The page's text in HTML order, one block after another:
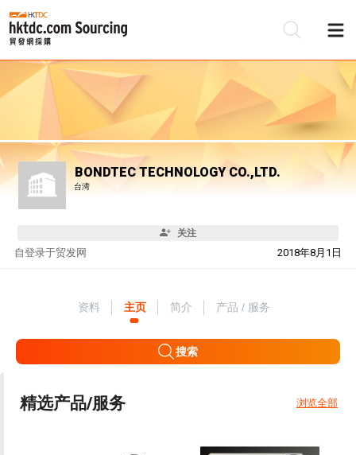
BONDTEC TECHNOLOGY CO.,LTD.
台湾
关注
自 2018年8月1日
登录于贸发网
资料 主页 简介 产品 / 服务
搜索
精选产品/服务 浏览全部